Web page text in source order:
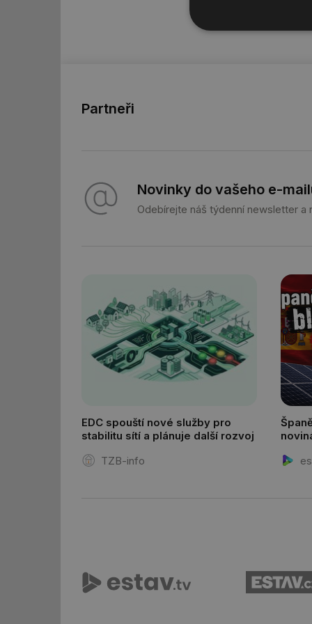
Partneři
Novinky do vašeho e-
Odebírejte náš týdenní newsletter a
EDC spouští nové služby pro
stabilitu sítí a plánuje další rozvoj
TZB-info
Nezbytně
Název
id